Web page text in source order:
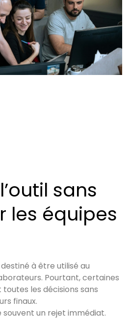
sans
les équipes
à être utilisé au
Pourtant, certaines
les décisions sans
finaux.
un rejet immédiat.